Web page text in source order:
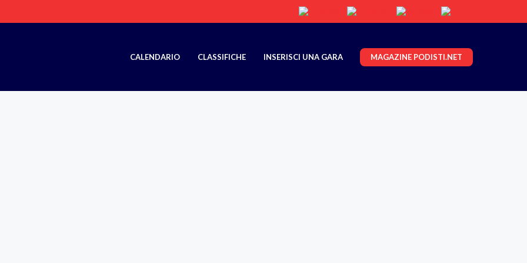
CALENDARIO CLASSIFICHE INSERISCI UNA GARA MAGAZINE PODISTI.NET